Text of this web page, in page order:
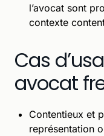
l’avocat sont
contexte
Cas
avocat
Contentieux et
représentation